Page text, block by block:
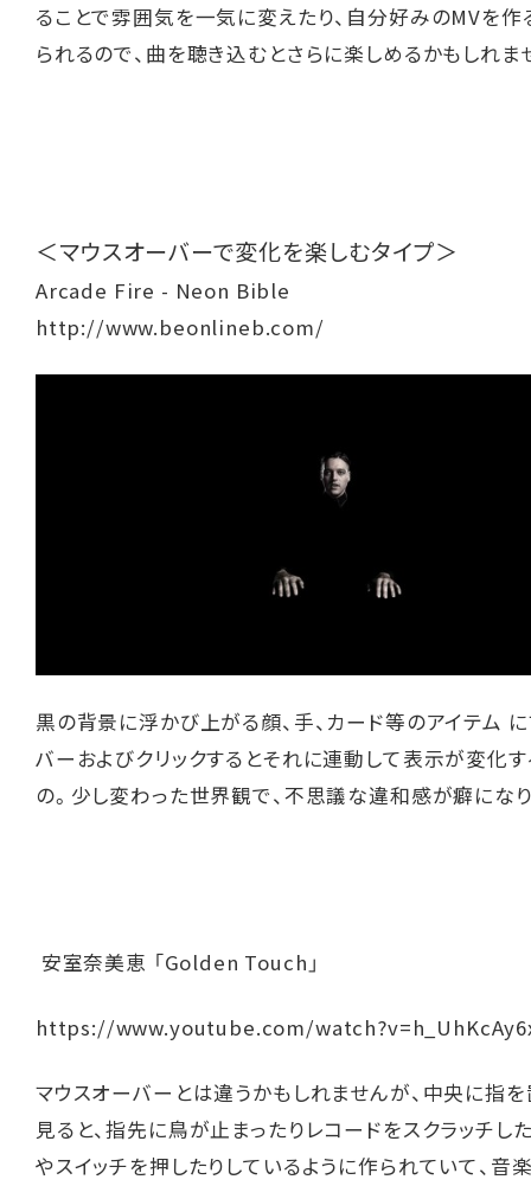
ることで雰囲気を一気に変えたり、自分好みのMVを
られるので、曲を聴き込むとさらに楽しめるかもしれま
＜マウスオーバーで変化を楽しむタイプ＞
Arcade Fire - Neon Bible
http://www.beonlineb.com/
黒の背景に浮かび上がる顔、手、カード等のアイテム
バーおよびクリックするとそれに連動して表示が変化
の。少し変わった世界観で、不思議な違和感が癖にな
安室奈美恵 「Golden Touch」
https://www.youtube.com/
マウスオーバーとは違うかもしれませんが、中央に指
見ると、指先に鳥が止まったりレコードをスクラッチし
やスイッチを押したりしているように作られていて、音